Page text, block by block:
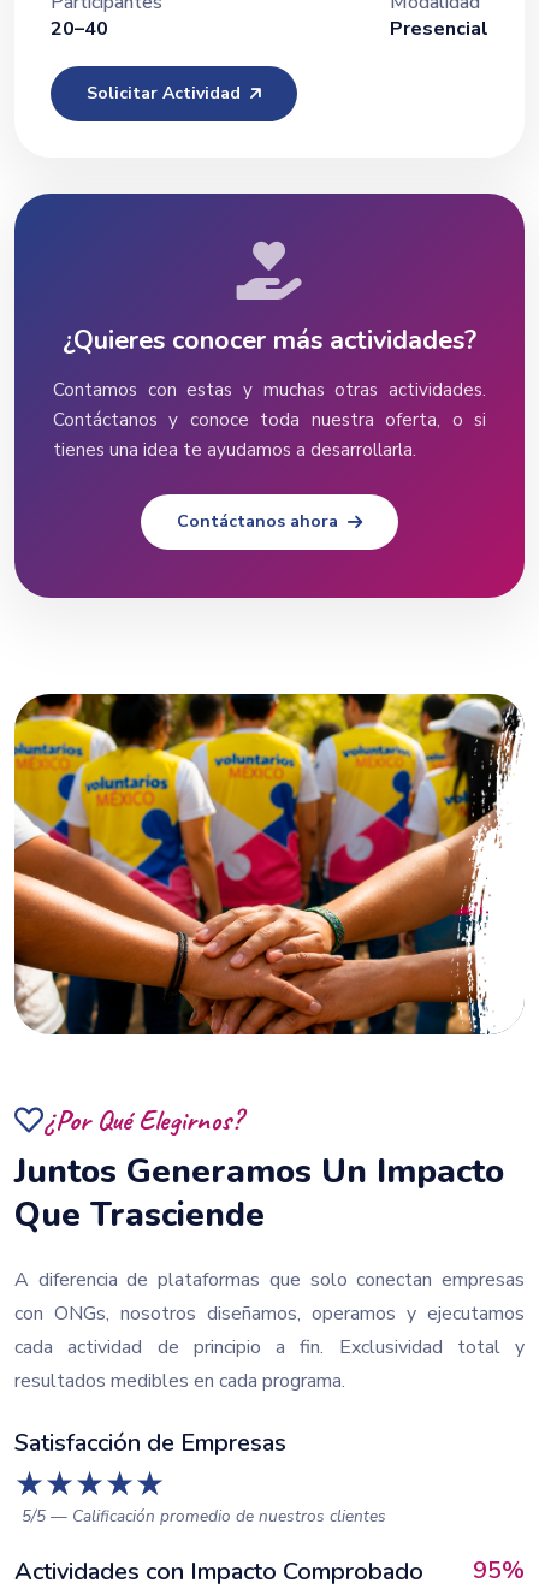
20–40
Presencial
Solicitar Actividad
¿Quieres conocer más actividades?
Contamos con estas y muchas otras actividades.
Contáctanos y conoce toda nuestra oferta, o si
tienes una idea te ayudamos a desarrollarla.
Contáctanos ahora
¿Por Qué Elegirnos?
Juntos Generamos Un Impacto
Que Trasciende
A diferencia de plataformas que solo conectan empresas
con ONGs, nosotros diseñamos, operamos y ejecutamos
cada actividad de principio a fin. Exclusividad total y
resultados medibles en cada programa.
Satisfacción de Empresas
★★★★★
5/5 — Calificación promedio de nuestros clientes
Actividades con Impacto Comprobado 95%